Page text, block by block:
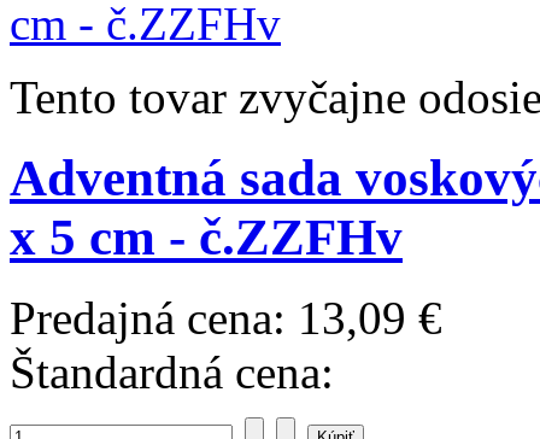
Tento tovar zvyčajne
Adventná sada
x 5 cm - č.ZZFHv
Predajná cena: 13,09 €
Štandardná cena: